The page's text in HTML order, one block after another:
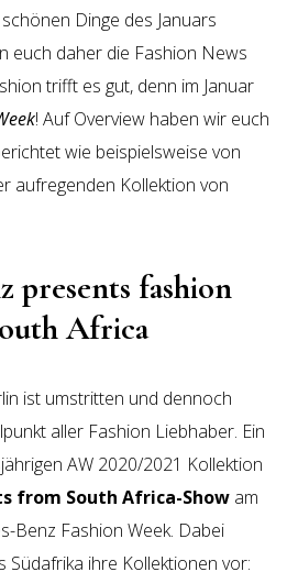
Dinge des Januars
euch daher die Fashion News
trifft es gut, denn im Januar
! Auf Overview haben wir euch
wie beispielsweise von
aufregenden Kollektion von
presents fashion
Africa
ist umstritten und dennoch
aller Fashion Liebhaber. Ein
AW 2020/2021 Kollektion
from South Africa-Show am
Benz Fashion Week. Dabei
Südafrika ihre Kollektionen vor: